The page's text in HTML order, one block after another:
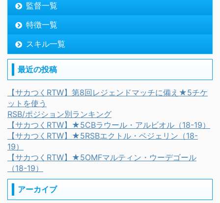
監督一覧
特徴一覧
スキル一覧
最近の投稿
【サカつくRTW】第8回レジェンドマッチに備え★5チケ
ットを使う
RSB/ポジション別ランキング
【サカつくRTW】★5CBラウール・アルビオル（18-19）
【サカつくRTW】★5RSBエクトル・ベジェリン（18-
19）
【サカつくRTW】★5OMFマルティン・ウーデゴール
（18-19）
アーカイブ